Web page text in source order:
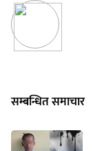
सम्बन्धित समाचार